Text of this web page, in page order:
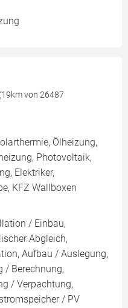
von 26487
Ölheizung,
Photovoltaik,
Elektriker,
KFZ Wallboxen
/ Einbau,
Abgleich,
Aufbau / Auslegung,
/ Berechnung,
/ Verpachtung,
/ PV